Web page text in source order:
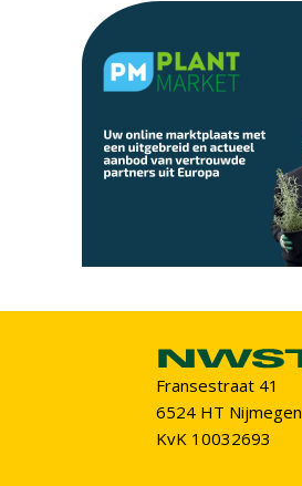
Fransestraat 41
6524 HT Nijmegen
KvK 10032693